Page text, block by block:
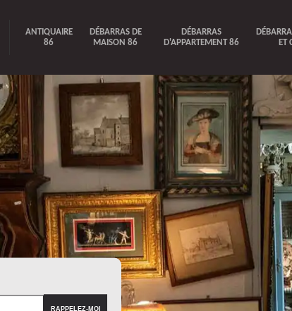
ANTIQUAIRE
86
DÉBARRAS DE
MAISON 86
DÉBARRAS
D'APPARTEMENT 86
ET